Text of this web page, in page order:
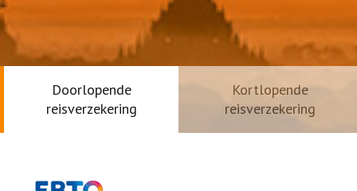
Doorlopende
reisverzekering
Kortlopende
reisverzekering